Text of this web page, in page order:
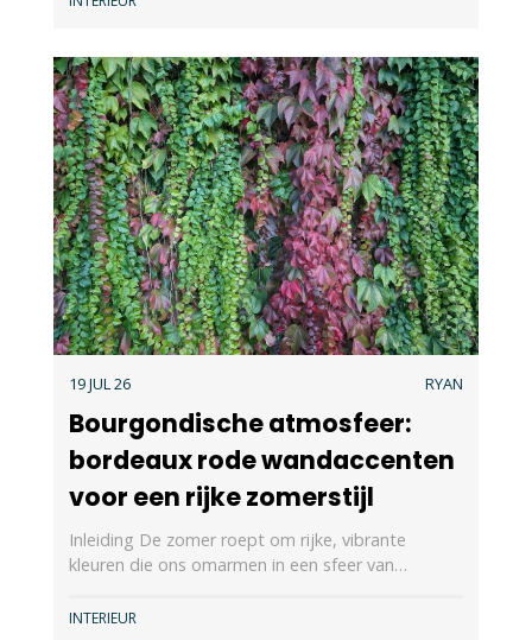
19 JUL 26 RYAN
Bourgondische atmosfeer:
bordeaux rode wandaccenten
voor een rijke zomerstijl
Inleiding De zomer roept om rijke, vibrante
kleuren die ons omarmen in een sfeer van…
INTERIEUR